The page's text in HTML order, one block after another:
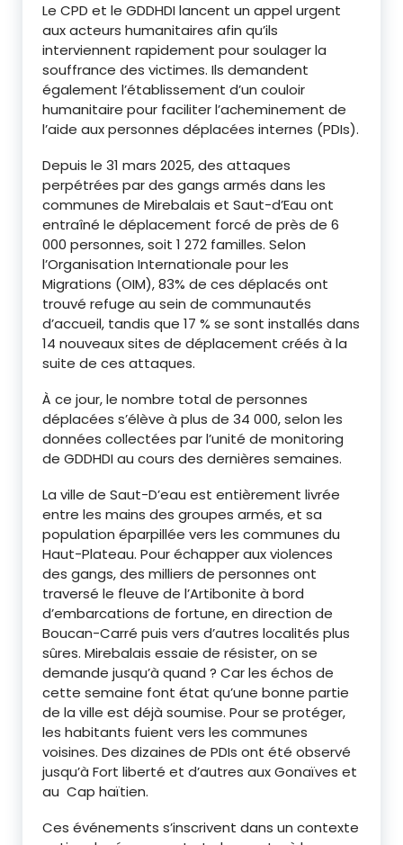
Le CPD et le GDDHDI lancent un appel urgent
aux acteurs humanitaires afin qu’ils
interviennent rapidement pour soulager la
souffrance des victimes. Ils demandent
également l’établissement d’un couloir
humanitaire pour faciliter l’acheminement de
l’aide aux personnes déplacées internes (PDIs).
Depuis le 31 mars 2025, des attaques
perpétrées par des gangs armés dans les
communes de Mirebalais et Saut-d’Eau ont
entraîné le déplacement forcé de près de 6
000 personnes, soit 1 272 familles. Selon
l’Organisation Internationale pour les
Migrations (OIM), 83% de ces déplacés ont
trouvé refuge au sein de communautés
d’accueil, tandis que 17 % se sont installés dans
14 nouveaux sites de déplacement créés à la
suite de ces attaques.
À ce jour, le nombre total de personnes
déplacées s’élève à plus de 34 000, selon les
données collectées par l’unité de monitoring
de GDDHDI au cours des dernières semaines.
La ville de Saut-D’eau est entièrement livrée
entre les mains des groupes armés, et sa
population éparpillée vers les communes du
Haut-Plateau. Pour échapper aux violences
des gangs, des milliers de personnes ont
traversé le fleuve de l’Artibonite à bord
d’embarcations de fortune, en direction de
Boucan-Carré puis vers d’autres localités plus
sûres. Mirebalais essaie de résister, on se
demande jusqu’à quand ? Car les échos de
cette semaine font état qu’une bonne partie
de la ville est déjà soumise. Pour se protéger,
les habitants fuient vers les communes
voisines. Des dizaines de PDIs ont été observé
jusqu’à Fort liberté et d’autres aux Gonaïves et
au Cap haïtien.
Ces événements s’inscrivent dans un contexte